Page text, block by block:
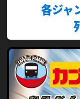
各ジャ